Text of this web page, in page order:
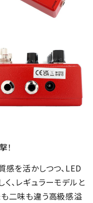
！
を活かしつつ、LED
、レギュラーモデルと
二味も違う高級感溢